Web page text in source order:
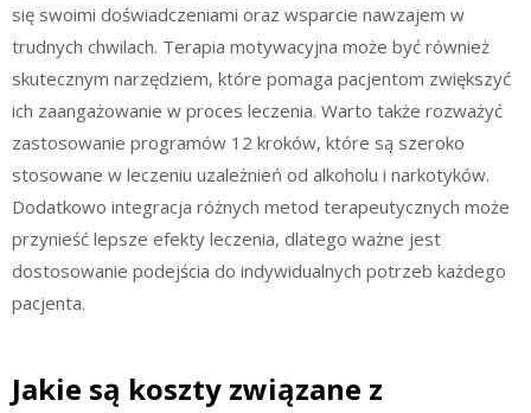
się swoimi doświadczeniami oraz wsparcie nawzajem w
trudnych chwilach. Terapia motywacyjna może być również
skutecznym narzędziem, które pomaga pacjentom zwiększyć
ich zaangażowanie w proces leczenia. Warto także rozważyć
zastosowanie programów 12 kroków, które są szeroko
stosowane w leczeniu uzależnień od alkoholu i narkotyków.
Dodatkowo integracja różnych metod terapeutycznych może
przynieść lepsze efekty leczenia, dlatego ważne jest
dostosowanie podejścia do indywidualnych potrzeb każdego
pacjenta.
Jakie są koszty związane z